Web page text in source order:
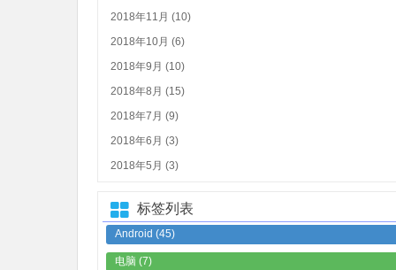
2018年11月 (10)
2018年10月 (6)
2018年9月 (10)
2018年8月 (15)
2018年7月 (9)
2018年6月 (3)
2018年5月 (3)
标签列表
Android (45)
电脑 (7)